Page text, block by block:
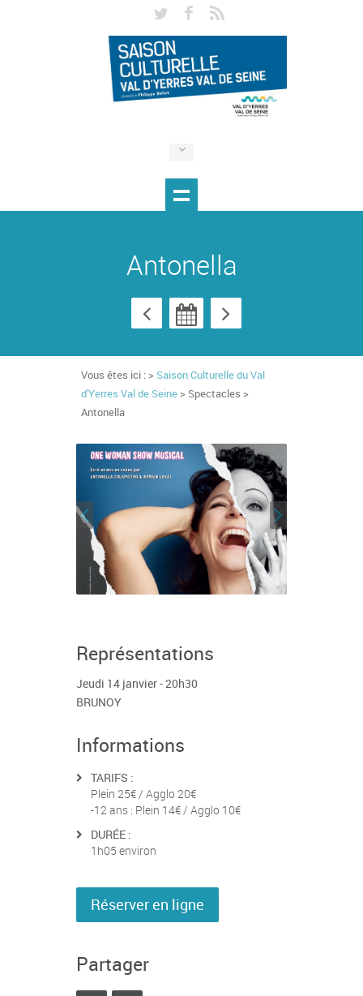
Antonella
Vous êtes ici : > Saison Culturelle du Val
d'Yerres Val de Seine > Spectacles >
Antonella
Représentations
Jeudi 14 janvier - 20h30
BRUNOY
Informations
TARIFS :
Plein 25€ / Agglo 20€
-12 ans : Plein 14€ / Agglo 10€
DURÉE :
1h05 environ
Réserver en ligne
Partager